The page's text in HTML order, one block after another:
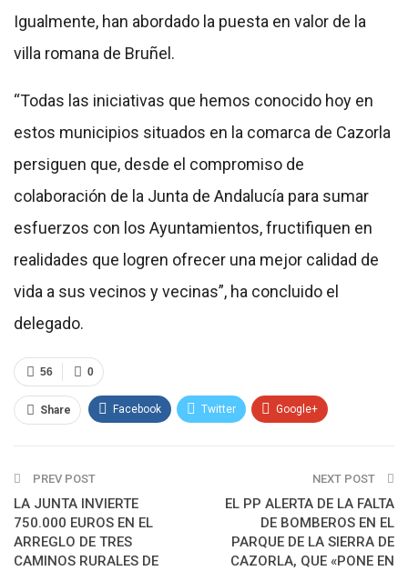
Igualmente, han abordado la puesta en valor de la
villa romana de Bruñel.
“Todas las iniciativas que hemos conocido hoy en
estos municipios situados en la comarca de Cazorla
persiguen que, desde el compromiso de
colaboración de la Junta de Andalucía para sumar
esfuerzos con los Ayuntamientos, fructifiquen en
realidades que logren ofrecer una mejor calidad de
vida a sus vecinos y vecinas”, ha concluido el
delegado.
0
56
Share Facebook Twitter Google+
Email
PREV POST
LA JUNTA INVIERTE
750.000 EUROS EN EL
ARREGLO DE TRES
CAMINOS RURALES DE
NEXT POST
EL PP ALERTA DE LA FALTA
DE BOMBEROS EN EL
PARQUE DE LA SIERRA DE
CAZORLA, QUE «PONE EN